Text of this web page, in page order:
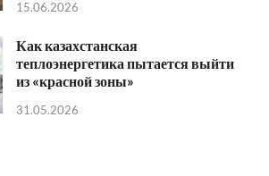
15.06.2026
Как казахстанская
теплоэнергетика пытается выйти
из «красной зоны»
31.05.2026